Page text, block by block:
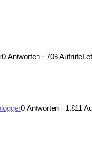
0 Antworten · 703 Aufrufe
0 Antworten · 1.811